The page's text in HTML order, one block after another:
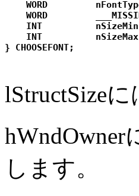
WORD
WORD
INT
INT
lStructSize
します。